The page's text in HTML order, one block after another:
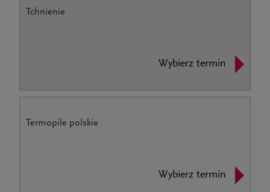
Tchnienie
Wybierz termin
Termopile polskie
Wybierz termin